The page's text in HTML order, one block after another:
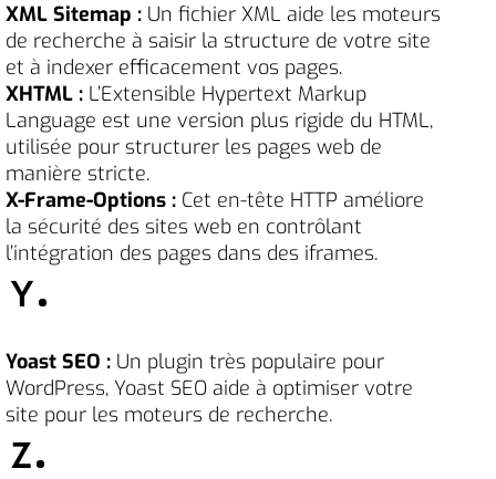
XML Sitemap : Un fichier XML aide les moteurs
de recherche à saisir la structure de votre site
et à indexer efficacement vos pages.
XHTML : L’Extensible Hypertext Markup
Language est une version plus rigide du HTML,
utilisée pour structurer les pages web de
manière stricte.
X-Frame-Options : Cet en-tête HTTP améliore
la sécurité des sites web en contrôlant
l’intégration des pages dans des iframes.
Y
Yoast SEO : Un plugin très populaire pour
WordPress, Yoast SEO aide à optimiser votre
site pour les moteurs de recherche.
Z